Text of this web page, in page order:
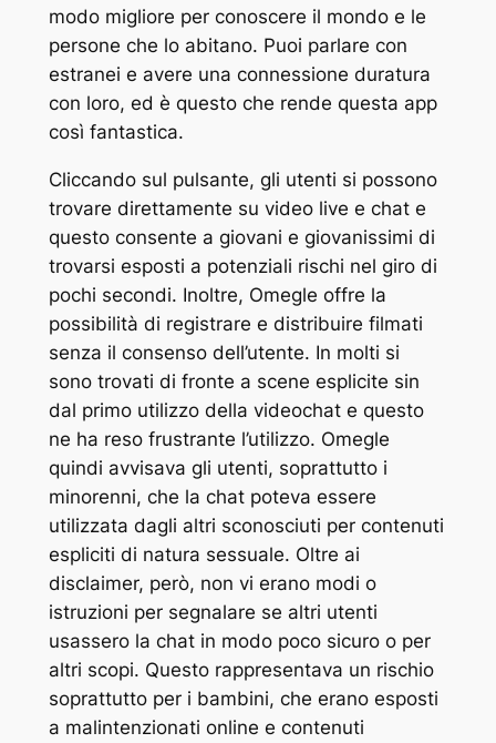
modo migliore per conoscere il mondo e le
persone che lo abitano. Puoi parlare con
estranei e avere una connessione duratura
con loro, ed è questo che rende questa app
così fantastica.
Cliccando sul pulsante, gli utenti si possono
trovare direttamente su video live e chat e
questo consente a giovani e giovanissimi di
trovarsi esposti a potenziali rischi nel giro di
pochi secondi. Inoltre, Omegle offre la
possibilità di registrare e distribuire filmati
senza il consenso dell’utente. In molti si
sono trovati di fronte a scene esplicite sin
dal primo utilizzo della videochat e questo
ne ha reso frustrante l’utilizzo. Omegle
quindi avvisava gli utenti, soprattutto i
minorenni, che la chat poteva essere
utilizzata dagli altri sconosciuti per contenuti
espliciti di natura sessuale. Oltre ai
disclaimer, però, non vi erano modi o
istruzioni per segnalare se altri utenti
usassero la chat in modo poco sicuro o per
altri scopi. Questo rappresentava un rischio
soprattutto per i bambini, che erano esposti
a malintenzionati online e contenuti